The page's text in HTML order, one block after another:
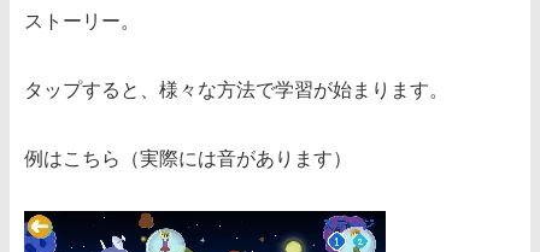
ストーリー。
タップすると、様々な方法で学習が始まります。
例はこちら（実際には音があります）